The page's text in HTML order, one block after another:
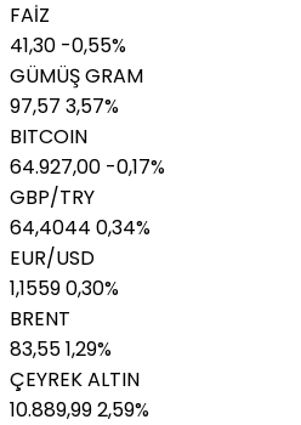
FAİZ
41,30 -0,55%
GÜMÜŞ GRAM
97,57 3,57%
BITCOIN
64.927,00 -0,17%
GBP/TRY
64,4044 0,34%
EUR/USD
1,15590,30%
BRENT
83,551,29%
ÇEYREK ALTIN
10.889,992,59%